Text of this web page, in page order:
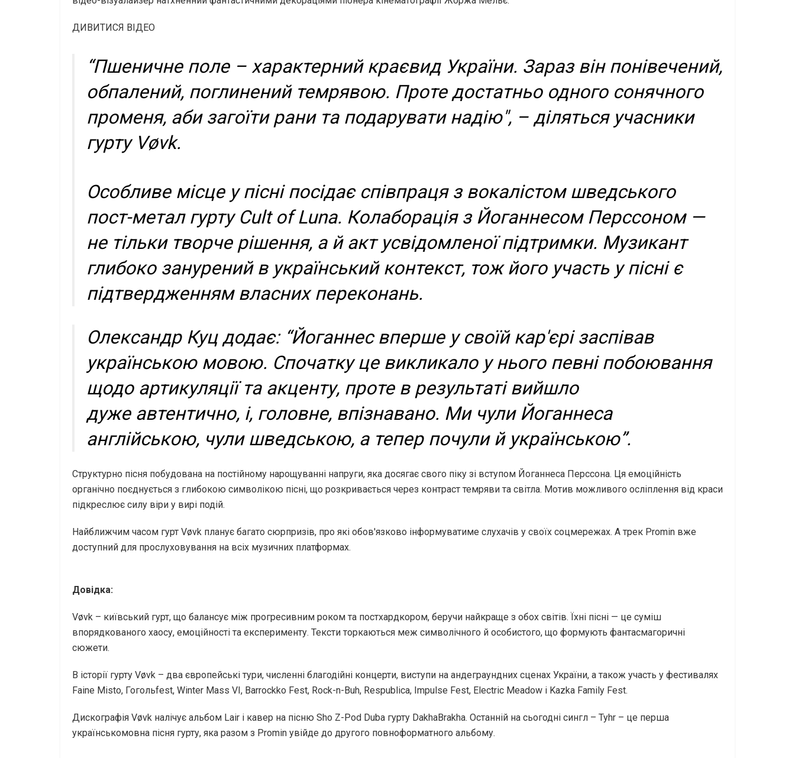
ДИВИТИСЯ ВІДЕО
“Пшеничне поле – характерний краєвид України. Зараз він понівечений,
обпалений, поглинений темрявою. Проте достатньо одного сонячного
променя, аби загоїти рани та подарувати надію", – діляться учасники
гурту Vøvk.
Особливе місце у пісні посідає співпраця з вокалістом шведського
пост-метал гурту Cult of Luna. Колаборація з Йоганнесом Перссоном —
не тільки творче рішення, а й акт усвідомленої підтримки. Музикант
глибоко занурений в український контекст, тож його участь у пісні є
підтвердженням власних переконань.
Олександр Куц додає: “Йоганнес вперше у своїй кар'єрі заспівав
українською мовою. Спочатку це викликало у нього певні побоювання
щодо артикуляції та акценту, проте в результаті вийшло
дуже автентично, і, головне, впізнавано. Ми чули Йоганнеса
англійською, чули шведською, а тепер почули й українською”.
Структурно пісня побудована на постійному нарощуванні напруги, яка досягає свого піку зі вступом Йоганнеса Перссона. Ця емоційність
органічно поєднується з глибокою символікою пісні, що розкривається через контраст темряви та світла. Мотив можливого осліплення від краси
підкреслює силу віри у вирі подій.
Найближчим часом гурт Vøvk планує багато сюрпризів, про які обов'язково інформуватиме слухачів у своїх соцмережах. А трек Promin вже
доступний для прослуховування на всіх музичних платформах.
Довідка:
Vøvk – київський гурт, що балансує між прогресивним роком та постхардкором, беручи найкраще з обох світів. Їхні пісні — це суміш
впорядкованого хаосу, емоційності та експерименту. Тексти торкаються меж символічного й особистого, що формують фантасмагоричні
сюжети.
В історії гурту Vøvk – два європейські тури, численні благодійні концерти, виступи на андеграундних сценах України, а також участь у фестивалях
Faine Misto, Гогольfest, Winter Mass VI, Barrockko Fest, Rock-n-Buh, Respublica, Impulse Fest, Electric Meadow і Kazka Family Fest.
Дискографія Vøvk налічує альбом Lair і кавер на пісню Sho Z-Pod Duba гурту DakhaBrakha. Останній на сьогодні сингл – Tyhr – це перша
українськомовна пісня гурту, яка разом з Promin увійде до другого повноформатного альбому.